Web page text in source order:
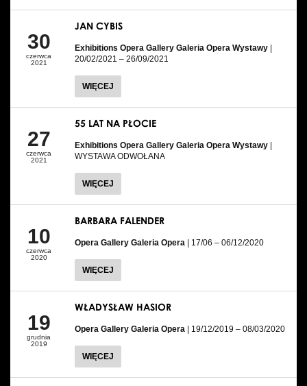
30
czerwca
2021
JAN CYBIS
Exhibitions Opera Gallery Galeria Opera Wystawy |
20/02/2021 – 26/09/2021
WIĘCEJ
27
czerwca
2021
55 LAT NA PŁOCIE
Exhibitions Opera Gallery Galeria Opera Wystawy |
WYSTAWA ODWOŁANA
WIĘCEJ
10
czerwca
2020
BARBARA FALENDER
Opera Gallery Galeria Opera | 17/06 – 06/12/2020
WIĘCEJ
19
grudnia
2019
WŁADYSŁAW HASIOR
Opera Gallery Galeria Opera | 19/12/2019 – 08/03/2020
WIĘCEJ